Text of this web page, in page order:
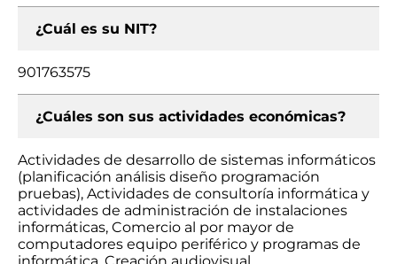
¿Cuál es su NIT?
901763575
¿Cuáles son sus actividades económicas?
Actividades de desarrollo de sistemas informáticos
(planificación análisis diseño programación
pruebas), Actividades de consultoría informática y
actividades de administración de instalaciones
informáticas, Comercio al por mayor de
computadores equipo periférico y programas de